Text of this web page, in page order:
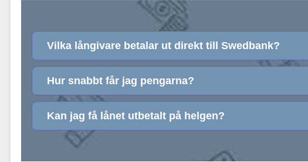
Vilka långivare betalar ut direkt till Swedbank?
Hur snabbt får jag pengarna?
Kan jag få lånet utbetalt på helgen?